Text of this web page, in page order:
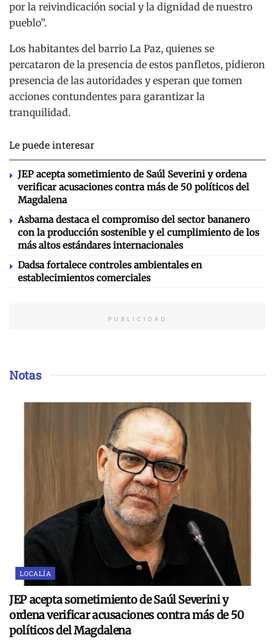
por la reivindicación social y la dignidad de nuestro
pueblo”.
Los habitantes del barrio La Paz, quienes se
percataron de la presencia de estos panfletos, pidieron
presencia de las autoridades y esperan que tomen
acciones contundentes para garantizar la
tranquilidad.
Le puede interesar
JEP acepta sometimiento de Saúl Severini y ordena
verificar acusaciones contra más de 50 políticos del
Magdalena
Asbama destaca el compromiso del sector bananero
con la producción sostenible y el cumplimiento de los
más altos estándares internacionales
Dadsa fortalece controles ambientales en
establecimientos comerciales
PUBLICIDAD
Notas
LOCALÍA
JEP acepta sometimiento de Saúl Severini y
ordena verificar acusaciones contra más de 50
políticos del Magdalena